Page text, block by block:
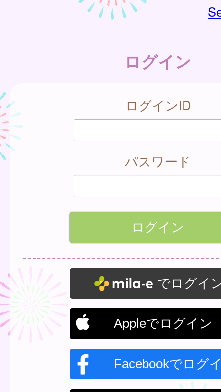
ログイン
ログインID
パスワード
でログイ
Appleでログイン
Facebookでログ